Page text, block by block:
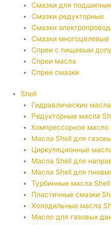
Смазки для
Смазки редукторные
Смазки
Смазки многоцелевые
Спреи с пищевым
Спреи масла
Спреи смазки
Shell
Гидравлические
Редукторные масла
Компрессорное масло
Масла Shell для
Циркуляционные
Масла Shell для
Масла Shell для
Турбинные масла Shell
Пластичные смазки
Холодильные масла
Масло для газовых